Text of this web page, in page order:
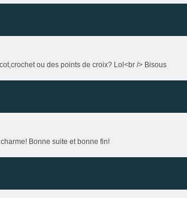
ou des points de croix? Lol<br /> Bisous
Bonne suite et bonne fin!